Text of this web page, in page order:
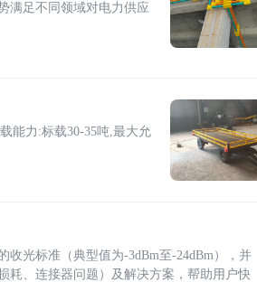
满足不同领域对电力供应
能力:标载30-35吨,最大允
光标准（典型值为-3dBm至-24dBm），并
耗、连接器问题）及解决方案，帮助用户快